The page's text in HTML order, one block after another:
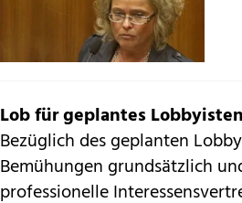
Lob für geplantes
Bezüglich des geplanten
Bemühungen grundsätzlich
professionelle